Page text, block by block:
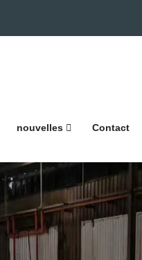
nouvelles Contact